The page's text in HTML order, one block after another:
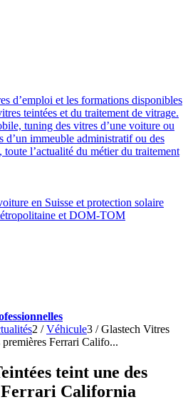
d’emploi et les formations disponibles
teintées et du traitement de vitrage.
tuning des vitres d’une voiture ou
d’un immeuble administratif ou des
toute l’actualité du métier du traitement
en Suisse et protection solaire
et DOM-TOM
2 / Véhicule3 / Glastech Vitres
premières Ferrari Califo...
teint une des
Ferrari California